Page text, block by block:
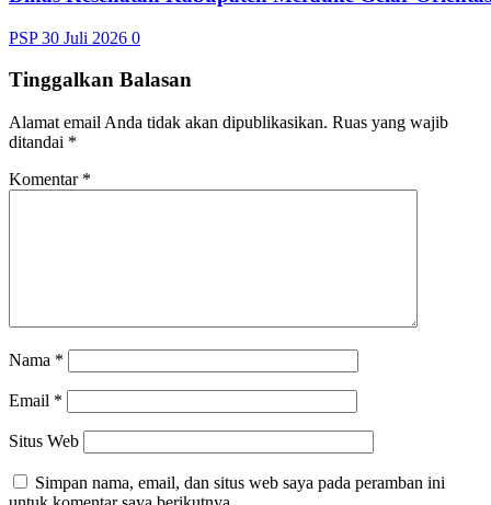
PSP30 Juli 2026 0
Tinggalkan Balasan
Alamat email Anda tidak akan dipublikasikan. Ruas yang wajib
ditandai *
Komentar *
Nama *
Email *
Situs Web
Simpan nama, email, dan situs web saya pada peramban ini